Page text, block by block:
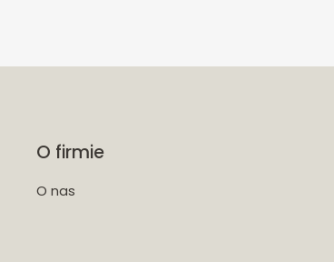
O firmie
O nas